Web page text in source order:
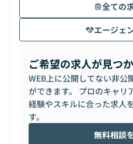
全ての
エージェ
ご希望の求人が見つ
WEB上に公開してない非公
ができます。 プロのキャリ
経験やスキルに合った求人
す。
無料相談